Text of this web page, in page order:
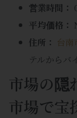
営業時間：
平均価格：
住所： 台
テルからバ
市場の隠
市場で宝